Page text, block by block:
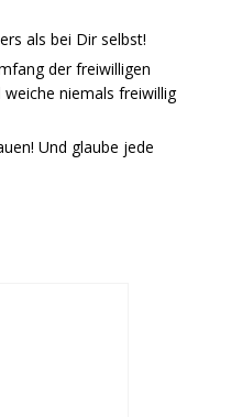
als bei Dir selbst!
der freiwilligen
niemals freiwillig
Und glaube jede